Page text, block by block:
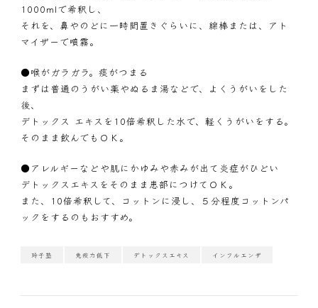
1000mlで希釈し、
それを、鼻やのどに一時間置きぐらいに、綿棒または、アト
マイザーで噴霧。
●喉がガラガラ。痰がつまる
まずは普通のうがい薬やぬるま湯などで、よくうがいをした
後、
デトックス エキスを10倍希釈した水で、軽くうがいをする。
そのまま飲んでもＯＫ。
●アレルギーなどや肌にかゆみや赤みが出て炎症がひどい
デトックスエキスをそのまま患部につけてＯＫ。
また、10倍希釈して、コットンに浸し、５分程度コットンパ
ックをするのもおすすめ。
玲子塾 免疫力低下 デトックスエキス インフルエンザ